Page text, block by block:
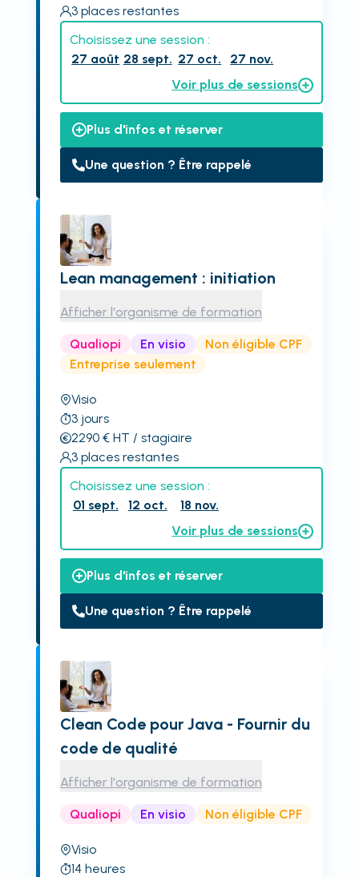
3 places restantes
Choisissez une session :
27 août 28 sept. 27 oct.
27 nov.
Voir plus de sessions
Plus d'infos et réserver
Une question ? Être rappelé
Lean management : initiation
Afficher l'organisme de formation
Qualiopi En visio
Non éligible CPF
Entreprise seulement
Visio
3 jours
2290€ HT / stagiaire
3 places restantes
Choisissez une session :
01 sept.
12 oct.
18 nov.
Voir plus de sessions
Plus d'infos et réserver
Une question ? Être rappelé
Clean Code pour Java - Fournir du
code de qualité
Afficher l'organisme de formation
Qualiopi En visio Non éligible CPF
Visio
14 heures